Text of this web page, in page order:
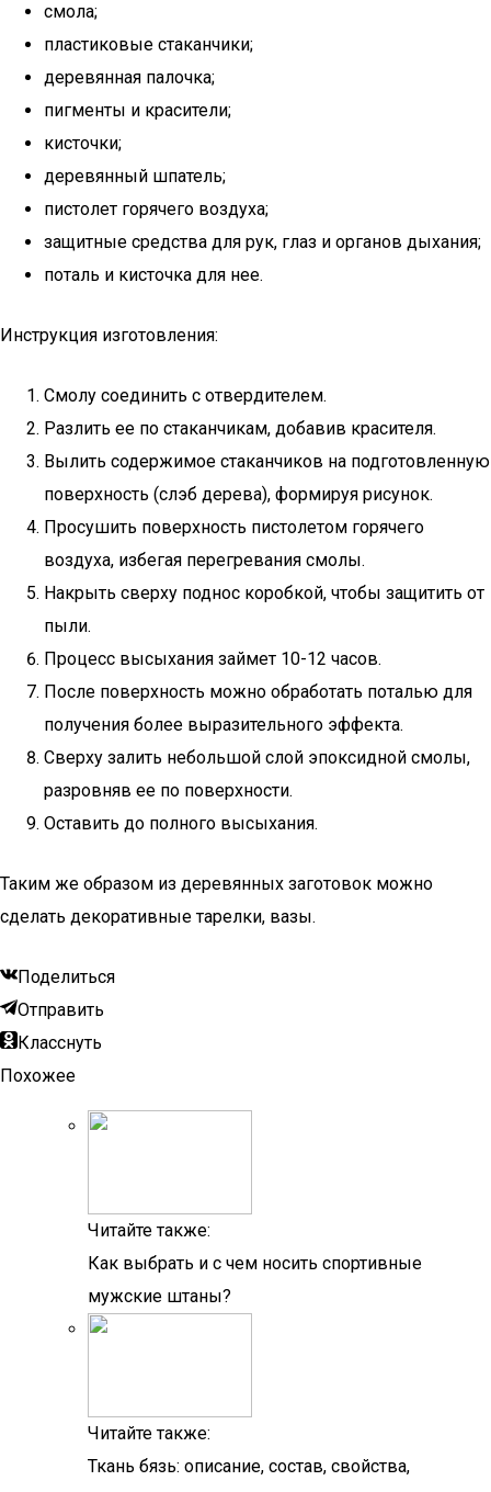
смола;
пластиковые стаканчики;
деревянная палочка;
пигменты и красители;
кисточки;
деревянный шпатель;
пистолет горячего воздуха;
защитные средства для рук, глаз и органов дыхания;
поталь и кисточка для нее.
Инструкция изготовления:
Смолу соединить с отвердителем.
Разлить ее по стаканчикам, добавив красителя.
Вылить содержимое стаканчиков на подготовленную
поверхность (слэб дерева), формируя рисунок.
Просушить поверхность пистолетом горячего
воздуха, избегая перегревания смолы.
Накрыть сверху поднос коробкой, чтобы защитить от
пыли.
Процесс высыхания займет 10-12 часов.
После поверхность можно обработать поталью для
получения более выразительного эффекта.
Сверху залить небольшой слой эпоксидной смолы,
разровняв ее по поверхности.
Оставить до полного высыхания.
Таким же образом из деревянных заготовок можно
сделать декоративные тарелки, вазы.
Поделиться
Отправить
Класснуть
Похожее
Читайте также:
Как выбрать и с чем носить спортивные
мужские штаны?
Читайте также:
Ткань бязь: описание, состав, свойства,